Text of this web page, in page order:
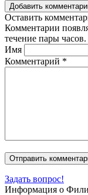
Добавить
Оставить
Комментарии
течение пары часов.
Имя
Комментарий *
Задать вопрос!
Информация о